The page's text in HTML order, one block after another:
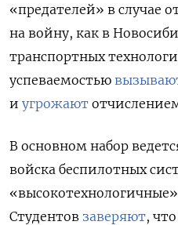
«предателей» в случае
на войну, как в
транспортных
успеваемостью
и угрожают
В основном набор
войска беспилотных
Студентов заверяют,